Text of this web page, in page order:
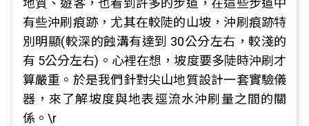
地質、遊客，也看到許多的步道，在這些步道中
有些沖刷痕跡，尤其在較陡的山坡，沖刷痕跡特
別明顯(較深的蝕溝有達到 30公分左右，較淺的
有 5公分左右)。心裡在想，坡度要多陡時沖刷才
算嚴重。於是我們針對尖山地質設計一套實驗儀
器，來了解坡度與地表逕流水沖刷量之間的關
係。\r